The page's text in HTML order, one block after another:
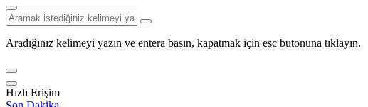
Aradığınız kelimeyi yazın ve entera basın, kapatmak için esc butonuna tıklayın.
Hızlı Erişim